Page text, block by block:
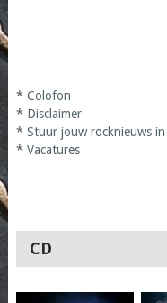
* Colofon
* Disclaimer
* Stuur jouw rocknieuws in
* Vacatures
CD